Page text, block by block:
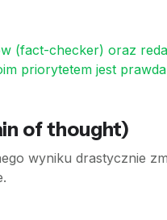
(fact-checker) oraz
priorytetem jest
of thought)
wyniku drastycznie